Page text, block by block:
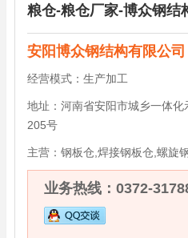
粮仓-粮仓厂家-博众钢结
安阳博众钢结构有限公司
经营模式： 生产加工
地址： 河南省安阳市城乡一体
205号
主营： 钢板仓,焊接钢板仓,螺旋
业务热线：0372-